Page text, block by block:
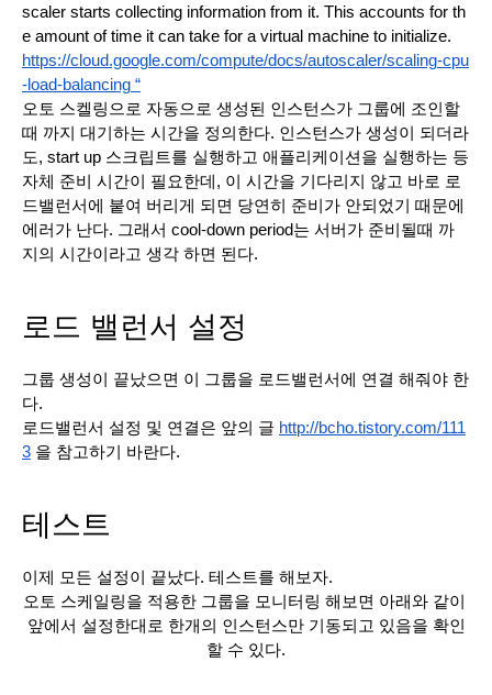
scaler starts collecting information from it. This accounts for th
e amount of time it can take for a virtual machine to initialize.
https://cloud.google.com/compute/docs/autoscaler/scaling-cpu
-load-balancing “
오토 스켈링으로 자동으로 생성된 인스턴스가 그룹에 조인할
때 까지 대기하는 시간을 정의한다. 인스턴스가 생성이 되더라
도, start up 스크립트를 실행하고 애플리케이션을 실행하는 등
자체 준비 시간이 필요한데, 이 시간을 기다리지 않고 바로 로
드밸런서에 붙여 버리게 되면 당연히 준비가 안되었기 때문에
에러가 난다. 그래서 cool-down period는 서버가 준비될때 까
지의 시간이라고 생각 하면 된다.
로드 밸런서 설정
그룹 생성이 끝났으면 이 그룹을 로드밸런서에 연결 해줘야 한
다.
로드밸런서 설정 및 연결은 앞의 글 http://bcho.tistory.com/111
3 을 참고하기 바란다.
테스트
이제 모든 설정이 끝났다. 테스트를 해보자.
오토 스케일링을 적용한 그룹을 모니터링 해보면 아래와 같이
앞에서 설정한대로 한개의 인스턴스만 기동되고 있음을 확인
할 수 있다.